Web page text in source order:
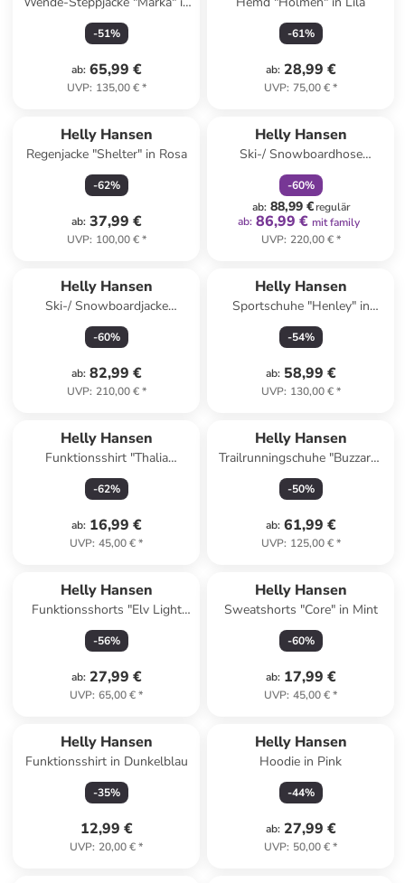
Rosa/ Türkis
-51%
ab: 65,99 €
UVP: 135,00 €*
-61%
ab: 28,99 €
UVP: 75,00 €*
Helly Hansen
Regenjacke "Shelter" in Rosa
-62%
ab: 37,99 €
UVP: 100,00 €*
Helly Hansen
Ski-/ Snowboardhose
"Switch" in Gelb
-60%
ab: 88,99 €regulär
ab: 86,99 € mit family
UVP: 220,00 €*
Helly Hansen
Ski-/ Snowboardjacke
"Cyclone" in Hellblau/ Orange
-60%
ab: 82,99 €
UVP: 210,00 €*
Helly Hansen
Sportschuhe "Henley" in
Dunkelblau
-54%
ab: 58,99 €
UVP: 130,00 €*
Helly Hansen
Funktionsshirt "Thalia
Summer" in Pink
-62%
ab: 16,99 €
UVP: 45,00 €*
Helly Hansen
Trailrunningschuhe "Buzzard"
in Rot
-50%
ab: 61,99 €
UVP: 125,00 €*
Helly Hansen
Funktionsshorts "Elv Light
Tur" in Hellblau
-56%
ab: 27,99 €
UVP: 65,00 €*
Helly Hansen
Sweatshorts "Core" in Mint
-60%
ab: 17,99 €
UVP: 45,00 €*
Helly Hansen
Funktionsshirt in Dunkelblau
-35%
12,99 €
UVP: 20,00 €*
Helly Hansen
Hoodie in Pink
-44%
ab: 27,99 €
UVP: 50,00 €*